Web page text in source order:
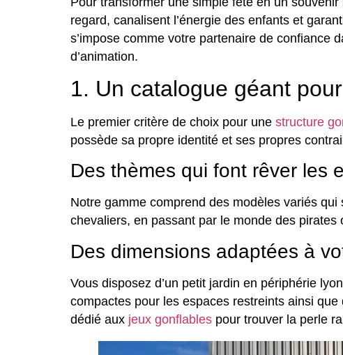
regard, canalisent l’énergie des enfants et
s’impose comme votre partenaire de confiance
d’animation.
1. Un catalogue géant
Le premier critère de choix pour une structure
possède sa propre identité et ses propres
Des thèmes qui font rêver les
Notre gamme comprend des modèles variés
chevaliers, en passant par le monde des
Des dimensions adaptées à
Vous disposez d’un petit jardin en périphérie
compactes pour les espaces restreints ainsi
dédié aux jeux gonflablespour trouver la perle